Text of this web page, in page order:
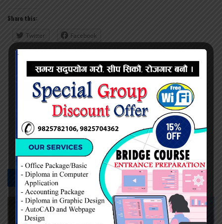
Share this:
Twitter Facebook
प्रदिप सिंह
सम्बन्धित -समाचार